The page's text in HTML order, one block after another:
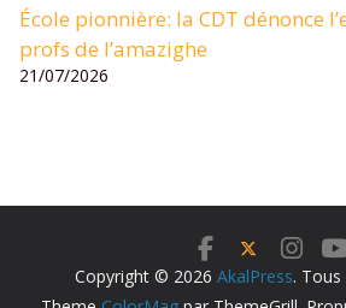
École pionnière: la CDT dénonce
profs de l’amazighe
21/07/2026
Copyright © 2026 AkalPress.